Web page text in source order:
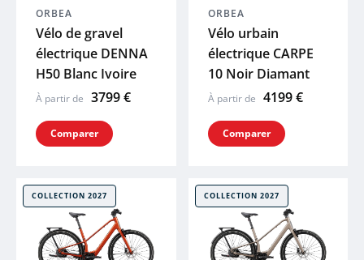
ORBEA
Vélo de gravel
électrique DENNA
H50 Blanc Ivoire
À partir de 3799 €
Comparer
ORBEA
Vélo urbain
électrique CARPE
10 Noir Diamant
À partir de 4199 €
Comparer
COLLECTION 2027 COLLECTION 2027